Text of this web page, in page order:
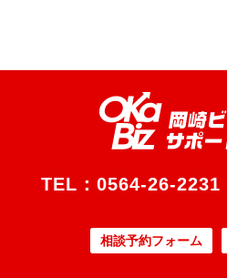
TEL： 0564-26-2231
相談予約フォーム